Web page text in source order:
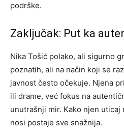
podrške.
Zaključak: Put ka
Nika Tošić polako, ali sigurno
poznatih, ali na način koji se
javnost često očekuje. Njena
ili drame, već fokus na
unutrašnji mir. Kako njen uticaj
nosi postaje sve snažnija.